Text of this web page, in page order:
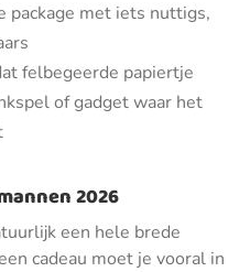
package met iets nuttigs,
felbegeerde papiertje
of gadget waar het
2026
een hele brede
cadeau moet je vooral in